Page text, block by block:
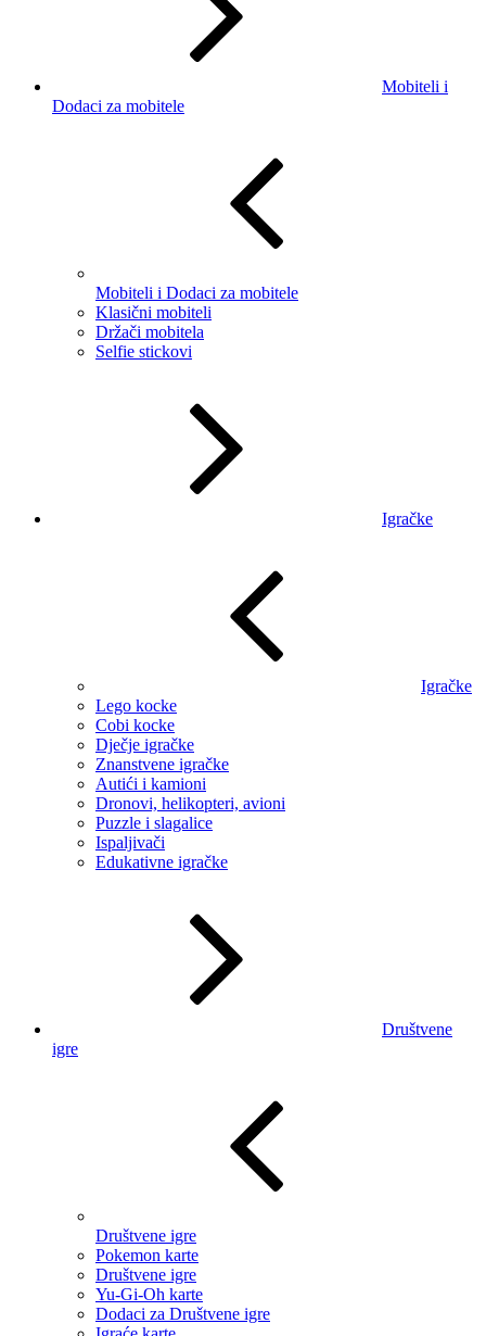
Mobiteli i
Dodaci za mobitele
Mobiteli i Dodaci za mobitele
Klasični mobiteli
Držači mobitela
Selfie stickovi
Igračke
Igračke
Lego kocke
Cobi kocke
Dječje igračke
Znanstvene igračke
Autići i kamioni
Dronovi, helikopteri, avioni
Puzzle i slagalice
Ispaljivači
Edukativne igračke
Društvene
igre
Društvene igre
Pokemon karte
Društvene igre
Yu-Gi-Oh karte
Dodaci za Društvene igre